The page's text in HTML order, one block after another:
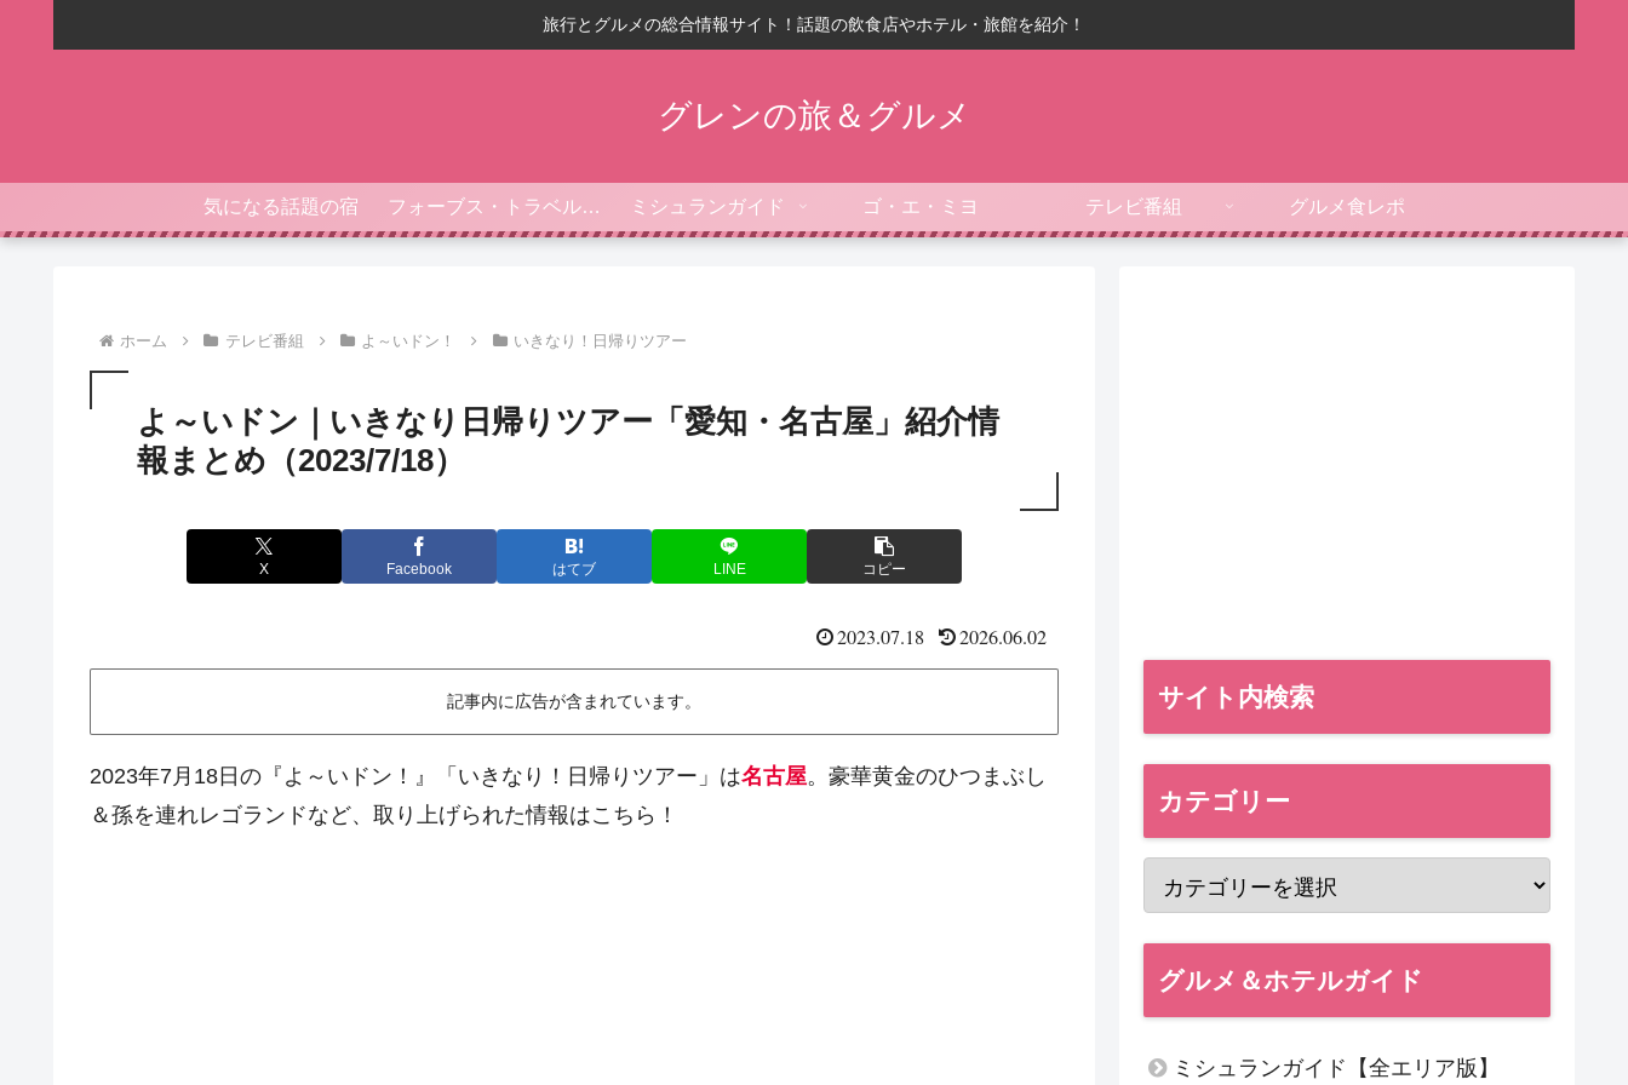
旅行とグルメの総合情報サイト！話題の飲食店やホテル・旅館を紹介！
グレンの旅＆グルメ
気になる話題の宿 フォーブス・トラベルガイド ミシュランガイド ゴ・エ・ミヨ テレビ番組 グルメ食レポ
ホーム テレビ番組 よ～いドン！ いきなり！日帰りツアー
よ～いドン｜いきなり日帰りツアー「愛知・名古屋」紹介情
報まとめ（2023/7/18）
X Facebook はてブ LINE コピー
2023.07.18 2026.06.02
記事内に広告が含まれています。
2023年7月18日の『よ～いドン！』「いきなり！日帰りツアー」は名古屋。豪華黄金のひつまぶし
＆孫を連れレゴランドなど、取り上げられた情報はこちら！
サイト内検索
カテゴリー
グルメ＆ホテルガイド
ミシュランガイド【全エリア版】